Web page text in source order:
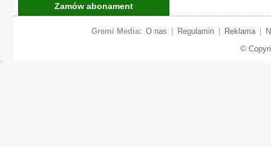
Zamów abonament
Gremi Media: O nas Regulamin Reklama
©